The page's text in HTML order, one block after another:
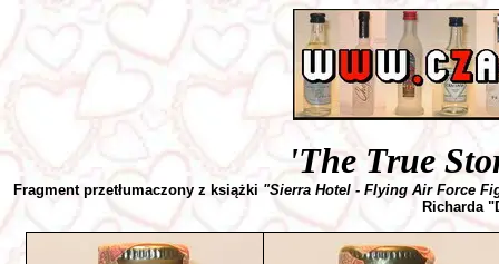
'The True
Fragment przetłumaczony z książki "Sierra Hotel - Flying Air Force
Richarda